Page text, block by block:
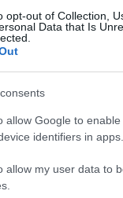
opt-out of Collection,
Data that Is
allow Google to
identifiers in apps.
allow my user data to